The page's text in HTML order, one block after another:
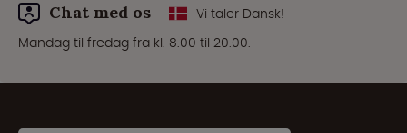
Chat med os
Vi taler Dansk!
Mandag til fredag fra kl. 8.00 til 20.00.